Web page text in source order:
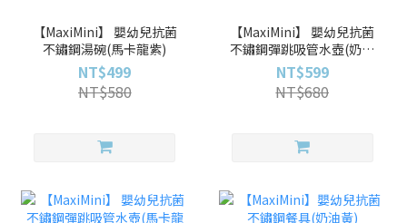
【MaxiMini】 嬰幼兒抗菌
不鏽鋼湯碗(馬卡龍紫)
NT$499
NT$580
【MaxiMini】 嬰幼兒抗菌
不鏽鋼彈跳吸管水壺(奶油
黃)
NT$599
NT$680